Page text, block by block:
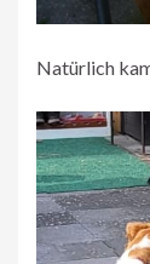
Natürlich